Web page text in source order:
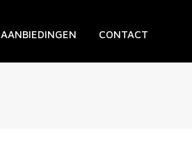
AANBIEDINGEN CONTACT